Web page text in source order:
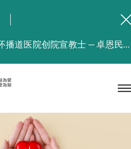
缅怀播道医院创院宣教士 — 卓恩民医生香港追思会
本院在暴雨或台风警告信号 (包括黑色暴雨及8号或以上热带气旋警告信号) 下，仍会维持有限度服务。如有查询，可致电2711 5222。
播道医院手机App已推出查阅病歷记录及求诊资料功能，请即下载